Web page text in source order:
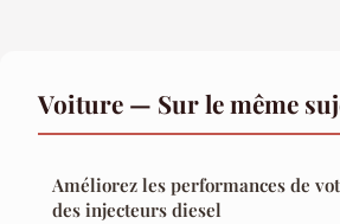
Voiture — Sur le même
Améliorez les performances de
des injecteurs diesel